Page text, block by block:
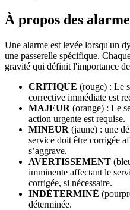
À propos des
Une alarme est levée lorsqu'un
une passerelle spécifique.
gravité qui définit l'importance
CRITIQUE (rouge) : Le
corrective immédiate est
MAJEUR (orange) : Le
action urgente est requise.
MINEUR (jaune) : une
service doit être corrigée
s’aggrave.
AVERTISSEMENT
imminente affectant le
corrigée, si nécessaire.
INDÉTERMINÉ
déterminée.